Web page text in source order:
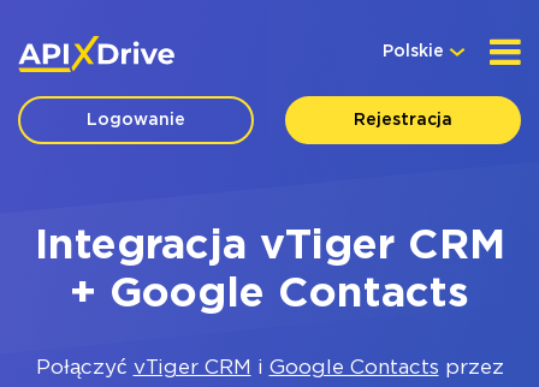
Polskie
Logowanie Rejestracja
Integracja vTiger CRM
+ Google Contacts
Połączyć vTiger CRM i Google Contacts przez